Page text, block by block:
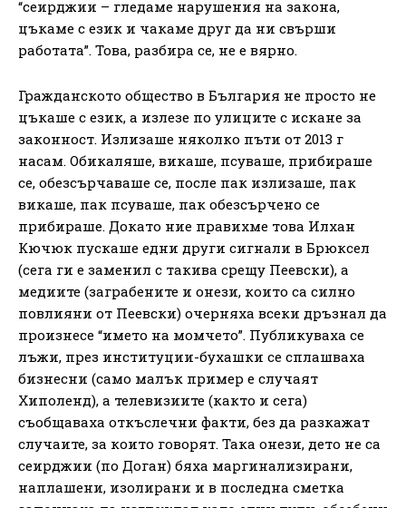
“сеирджии – гледаме нарушения на закона,
цъкаме с език и чакаме друг да ни свърши
работата”. Това, разбира се, не е вярно.
Гражданското общество в България не просто не
цъкаше с език, а излезе по улиците с искане за
законност. Излизаше няколко пъти от 2013 г
насам. Обикаляше, викаше, псуваше, прибираше
се, обезсърчаваше се, после пак излизаше, пак
викаше, пак псуваше, пак обезсърчено се
прибираше. Докато ние правихме това Илхан
Кючюк пускаше едни други сигнали в Брюксел
(сега ги е заменил с такива срещу Пеевски), а
медиите (заграбените и онези, които са силно
повлияни от Пеевски) очерняха всеки дръзнал да
произнесе “името на момчето”. Публикуваха се
лъжи, през институции-бухашки се сплашваха
бизнесни (само малък пример е случаят
Хиполенд), а телевизиите (както и сега)
съобщаваха откъслечни факти, без да разкажат
случаите, за които говорят. Така онези, дето не са
сеирджии (по Доган) бяха маргинализирани,
наплашени, изолирани и в последна сметка